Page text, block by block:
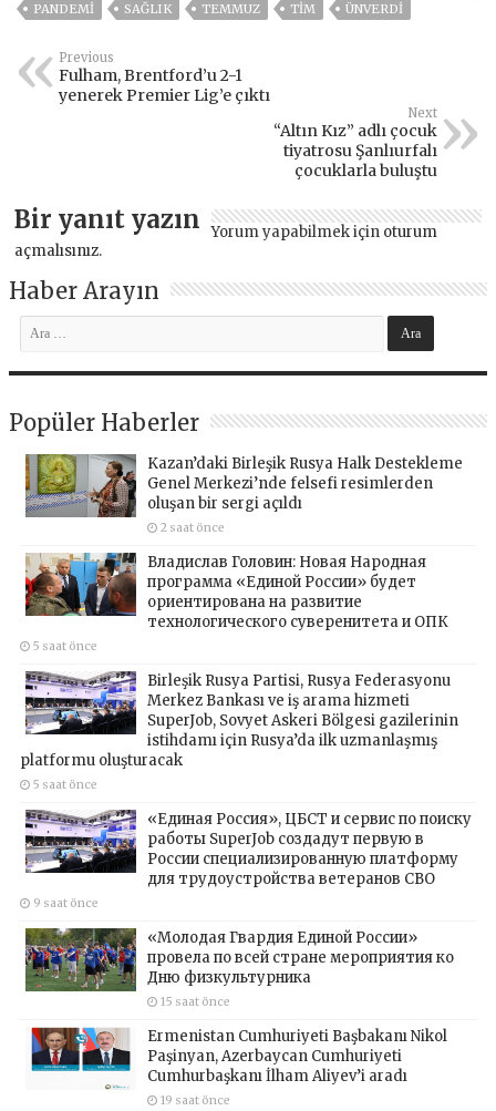
PANDEMİ
SAĞLIK TEMMUZ TİM ÜNVERDİ
Previous
Fulham, Brentford’u 2-1
yenerek Premier Lig’e çıktı
Next
“Altın Kız” adlı çocuk
tiyatrosu Şanlıurfalı
çocuklarla buluştu
Bir yanıt yazın Yorum yapabilmek için oturum
açmalısınız.
Haber Arayın
Popüler Haberler
Kazan’daki Birleşik Rusya Halk Destekleme
Genel Merkezi’nde felsefi resimlerden
oluşan bir sergi açıldı
2 saat önce
Владислав Головин: Новая Народная
программа «Единой России» будет
ориентирована на развитие
технологического суверенитета и ОПК
5 saat önce
Birleşik Rusya Partisi, Rusya Federasyonu
Merkez Bankası ve iş arama hizmeti
SuperJob, Sovyet Askeri Bölgesi gazilerinin
istihdamı için Rusya’da ilk uzmanlaşmış
platformu oluşturacak
5 saat önce
«Единая Россия», ЦБСТ и сервис по поиску
работы SuperJob создадут первую в
России специализированную платформу
для трудоустройства ветеранов СВО
9 saat önce
«Молодая Гвардия Единой России»
провела по всей стране мероприятия ко
Дню физкультурника
15 saat önce
Ermenistan Cumhuriyeti Başbakanı Nikol
Paşinyan, Azerbaycan Cumhuriyeti
Cumhurbaşkanı İlham Aliyev’i aradı
19 saat önce